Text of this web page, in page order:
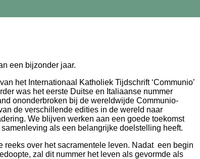
een bijzonder jaar.
het Internationaal Katholiek Tijdschrift ‘Communio’
was het eerste Duitse en Italiaanse nummer
ononderbroken bij de wereldwijde Communio-
de verschillende edities in de wereld naar
We blijven werken aan een goede toekomst
als een belangrijke doelstelling heeft.
reeks over het sacramentele leven. Nadat een begin
zal dit nummer het leven als gevormde als